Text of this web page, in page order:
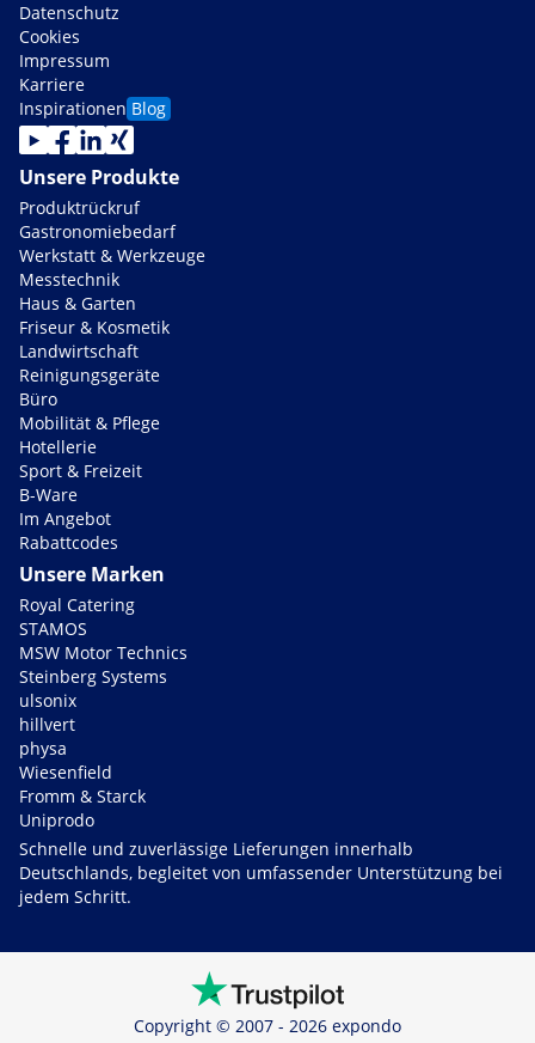
Datenschutz
Cookies
Impressum
Karriere
Inspirationen Blog
Unsere Produkte
Produktrückruf
Gastronomiebedarf
Werkstatt & Werkzeuge
Messtechnik
Haus & Garten
Friseur & Kosmetik
Landwirtschaft
Reinigungsgeräte
Büro
Mobilität & Pflege
Hotellerie
Sport & Freizeit
B-Ware
Im Angebot
Rabattcodes
Unsere Marken
Royal Catering
STAMOS
MSW Motor Technics
Steinberg Systems
ulsonix
hillvert
physa
Wiesenfield
Fromm & Starck
Uniprodo
Schnelle und zuverlässige Lieferungen innerhalb
Deutschlands, begleitet von umfassender Unterstützung bei
jedem Schritt.
Copyright © 2007 - 2026 expondo